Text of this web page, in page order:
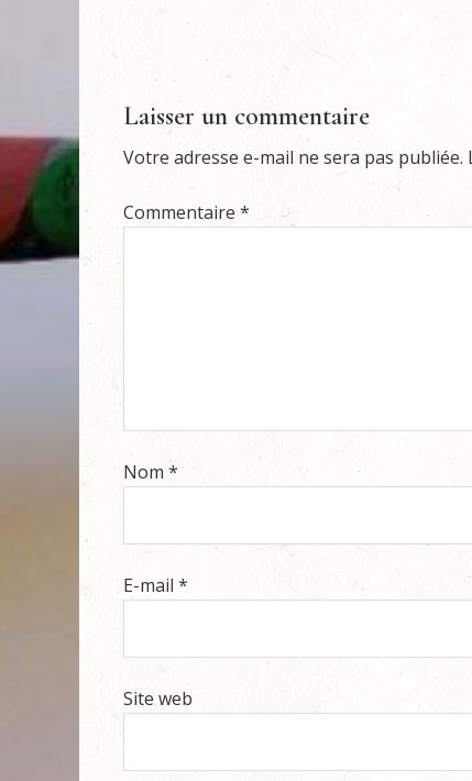
Laisser un commentaire
Votre adresse e-mail ne sera pas publiée.
Commentaire *
Nom*
E-mail *
Site web